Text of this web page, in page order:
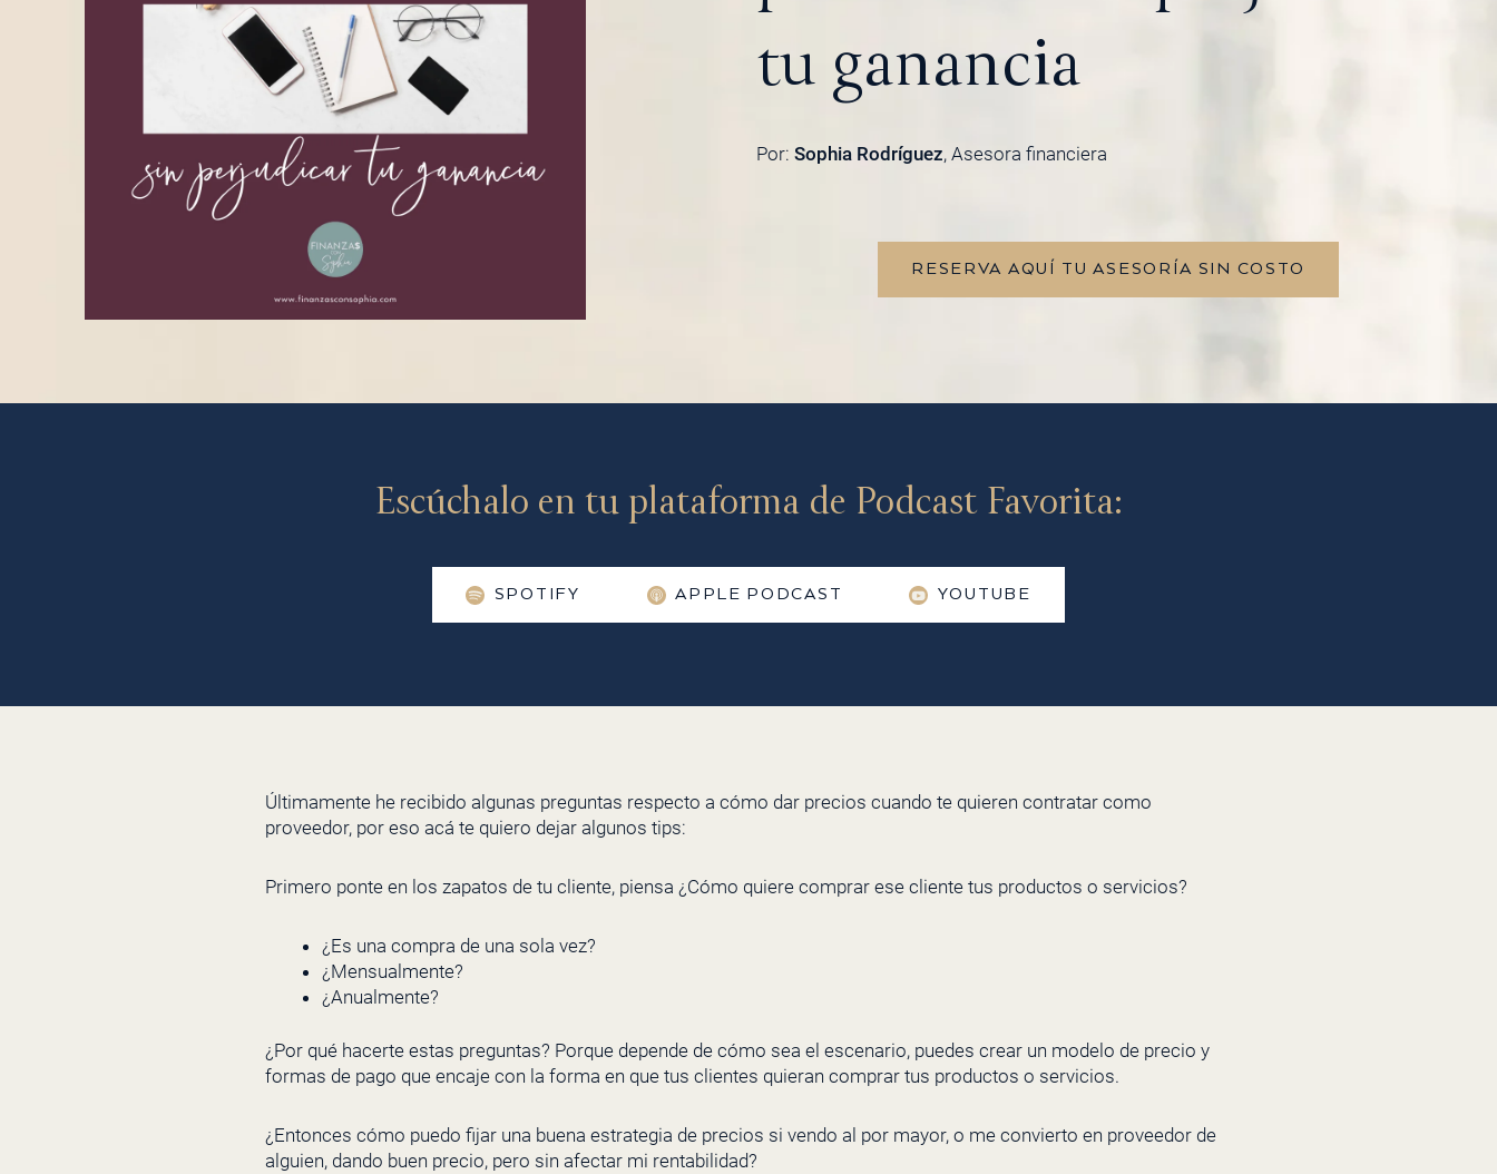
tu ganancia
Por:Sophia Rodríguez, Asesora financiera
RESERVA AQUÍ TU ASESORÍA SIN COSTO
Escúchalo en tu plataforma de Podcast Favorita:
SPOTIFY APPLE PODCAST YOUTUBE
Últimamente he recibido algunas preguntas respecto a cómo dar precios cuando te quieren contratar como
proveedor, por eso acá te quiero dejar algunos tips:
Primero ponte en los zapatos de tu cliente, piensa ¿Cómo quiere comprar ese cliente tus productos o servicios?
¿Es una compra de una sola vez?
¿Mensualmente?
¿Anualmente?
¿Por qué hacerte estas preguntas? Porque depende de cómo sea el escenario, puedes crear un modelo de precio y
formas de pago que encaje con la forma en que tus clientes quieran comprar tus productos o servicios.
¿Entonces cómo puedo fijar una buena estrategia de precios si vendo al por mayor, o me convierto en proveedor de
alguien, dando buen precio, pero sin afectar mi rentabilidad?